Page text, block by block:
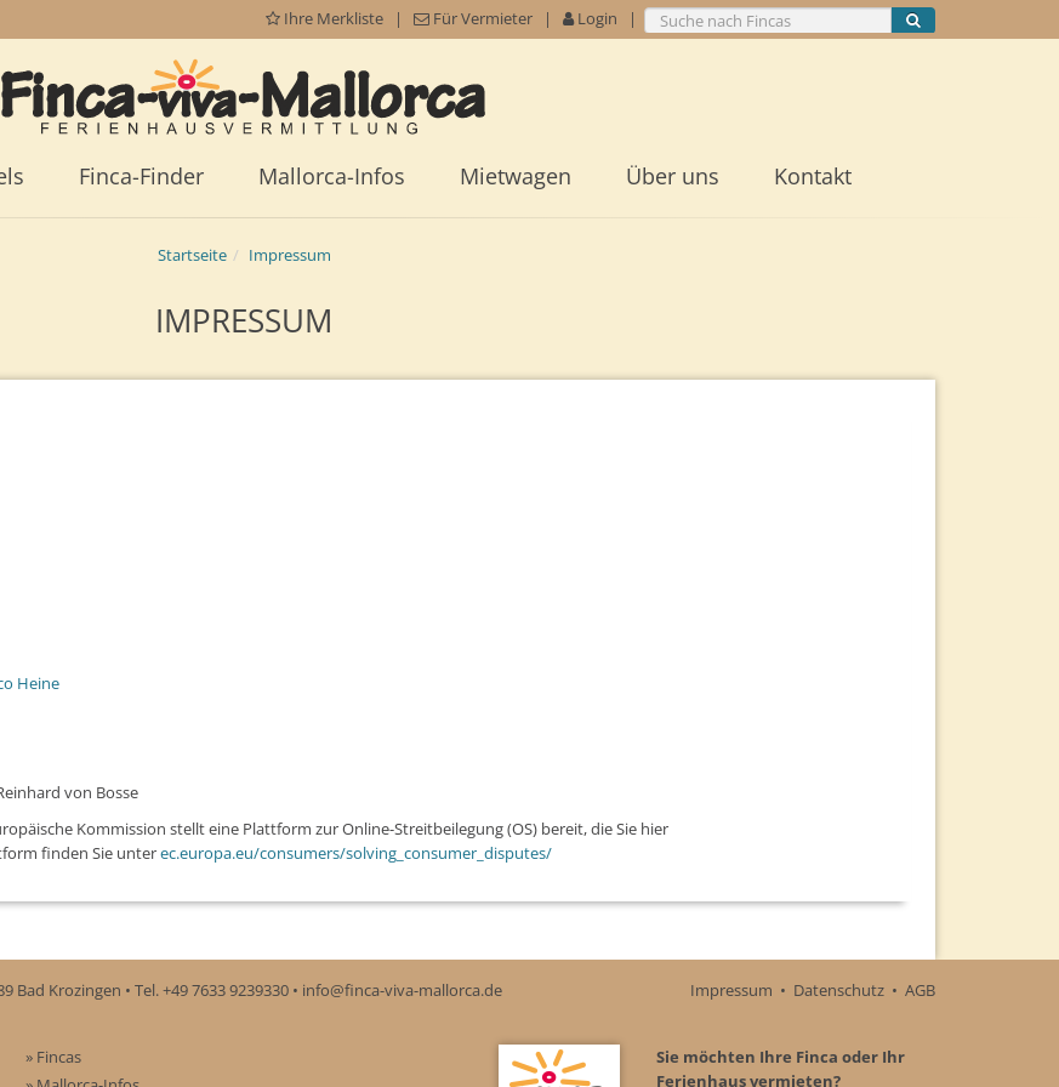
Ihre Merkliste | Für Vermieter | Login |
Finca-Finder Mallorca-Infos Mietwagen Über uns Kontakt
Startseite Impressum
IMPRESSUM
Heine
von Bosse
Kommission stellt eine Plattform zur Online-Streitbeilegung (OS) bereit, die Sie hier
finden Sie unterec.europa.eu/consumers/solving_consumer_disputes/
Bad Krozingen Tel. +49 7633 9239330 info@finca-viva-mallorca.de Impressum • Datenschutz • AGB
» Fincas
Sie möchten Ihre Finca oder Ihr
Ferienhaus vermieten?